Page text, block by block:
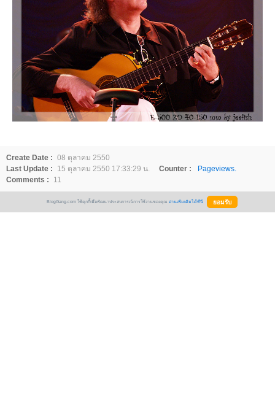
Create Date : 08 ตุลาคม 2550
Last Update :
15 ตุลาคม 2550 17:33:29 น. Counter :
Pageviews.
Comments :
11
BlogGang.com ใช้คุกกี้เพื่อพัฒนาประสบการณ์การใช้งานของคุณ อ่านเพิ่มเติมได้ที่นี่